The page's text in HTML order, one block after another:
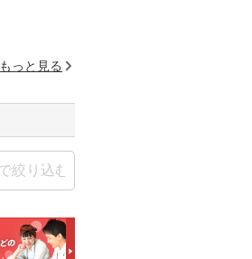
もっと見る